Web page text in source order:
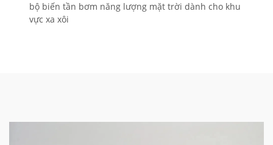
bộ biến tần bơm năng lượng mặt trời dành cho khu
vực xa xôi